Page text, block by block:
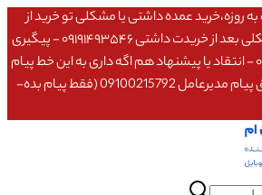
عمده داشتی یا مشکلی تو خرید از
سایت ۰۹۱۰۹۸۰۸۵۶۵- مشکلی بعد از خریدت داشتی ۰۹۱۹۱۴۹۳۵۴۶ - پیگیری
ارسال بستت ۰۹۹۲۴۰۰۹۵۲۵ - انتقاد یا پیشنهاد هم اگه داری به این خط پیام
بده مستقیم میره تو صندوق پیام مدیرعامل 09100215792 (فقط پیام بده-